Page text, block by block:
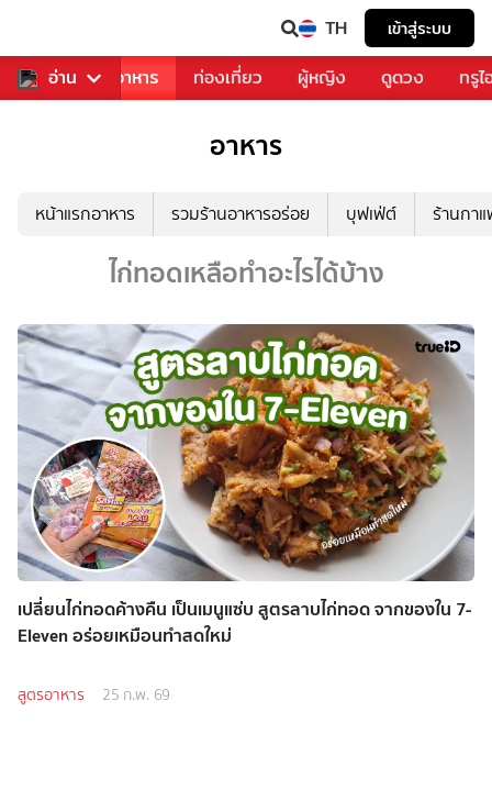
TH เข้าสู่ระบบ
อ่าน
การเพลง อาหาร ท่องเที่ยว ผู้หญิง ดูดวง ทรู
อาหาร
หน้าแรกอาหาร รวมร้านอาหารอร่อย บุฟเฟ่ต์ ร้านกา
ไก่ทอดเหลือทำอะไรได้บ้าง
เปลี่ยนไก่ทอดค้างคืน เป็นเมนูแซ่บ สูตรลาบไก่ทอด จากของใน 7-
Eleven อร่อยเหมือนทำสดใหม่
สูตรอาหาร 25 ก.พ. 69